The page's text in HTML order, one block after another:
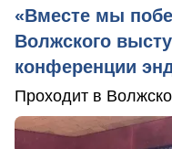
«Вместе мы
Волжского
конференции
Проходит в